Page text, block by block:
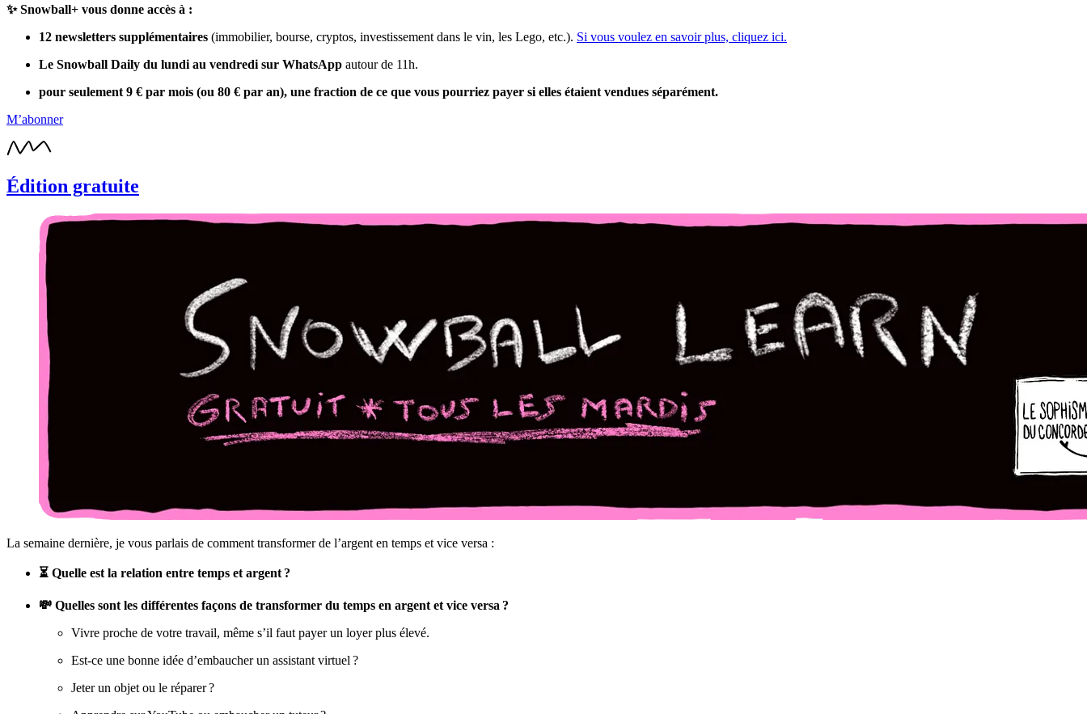
✨ Snowball+ vous donne accès à :
12 newsletters supplémentaires (immobilier, bourse, cryptos, investissement dans le vin, les Lego, etc.). Si vous voulez en savoir plus, cliquez ici.
Le Snowball Daily du lundi au vendredi sur WhatsApp autour de 11h.
pour seulement 9 € par mois (ou 80 € par an), une fraction de ce que vous pourriez payer si elles étaient vendues séparément.
M’abonner
Édition gratuite
La semaine dernière, je vous parlais de comment transformer de l’argent en temps et vice versa :
⏳ Quelle est la relation entre temps et argent ?
💸 Quelles sont les différentes façons de transformer du temps en argent et vice versa ?
Vivre proche de votre travail, même s’il faut payer un loyer plus élevé.
Est-ce une bonne idée d’embaucher un assistant virtuel ?
Jeter un objet ou le réparer ?